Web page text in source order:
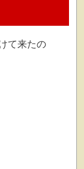
て来たの